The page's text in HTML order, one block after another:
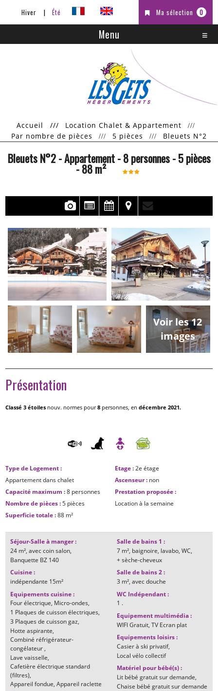
Hiver Été Ma sélection 0
Menu
Accueil ///
Location Chalet & Appartement
Par nombre de pièces
5 pièces Bleuets N°2
Bleuets N°2- Appartement - 8 personnes - 5 pièces
-88 m²
Voir les 12
images
Présentation
Classé 3 étoiles nouv. normes pour8 personnes, en décembre 2021.
Type de Logement:
Appartement dans chalet
Capacité maximum :8 personnes
Nombre de pièces:5 pièces
Superficie totale:88 m²
Etage:2e étage
Ascenseur: non
Prestation proposée:
Location à la semaine
Séjour-Salle à manger:
24 m² avec coin salon
Banquette BZ 140
Cuisine:
indépendante 15m²
Equipements cuisine:
Four électrique Micro-ondes
1 Plaques de cuisson électriques
3 Plaques de cuisson gaz
Hotte aspirante
Combiné réfrigérateur-
congélateur
Lave vaisselle
Cafetière électrique standard
(filtres)
Appareil fondue Appareil raclette
Salle de bains 1 :
7 m² baignoire lavabo WC
+ sèche-cheveux
Salle de bains 2:
3 m² avec douche
WC Indépendant:
1 .
Equipement multimédia:
WIFI Gratuit TV Ecran plat
Equipements loisirs:
Casier à ski privatif
Local vélo collectif
Matériel pour bébé(s):
Lit bébé gratuit sur demande
Chaise bébé gratuit sur demande